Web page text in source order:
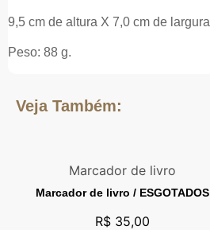
9,5 cm de altura X 7,0 cm de largura
Peso: 88 g.
Veja Também:
Marcador de livro
Marcador de livro / ESGOTADOS
R$35,00